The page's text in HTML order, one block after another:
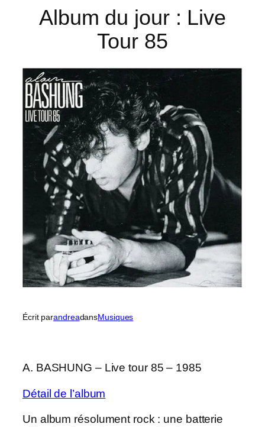
Album du jour : Live
Tour 85
Écrit parandreadansMusiques
A. BASHUNG – Live tour 85 – 1985
Détail de l’album
Un album résolument rock : une batterie